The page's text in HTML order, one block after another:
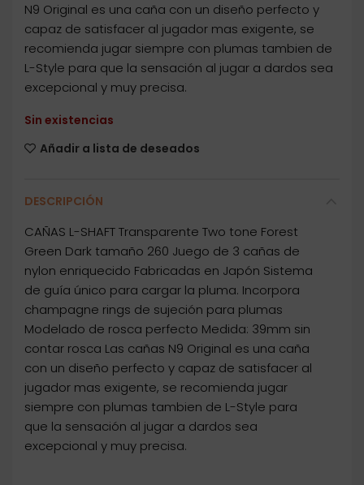
N9 Original es una caña con un diseño perfecto y
capaz de satisfacer al jugador mas exigente, se
recomienda jugar siempre con plumas tambien de
L-Style para que la sensación al jugar a dardos sea
excepcional y muy precisa.
Sin existencias
Añadir a lista de deseados
DESCRIPCIÓN
CAÑAS L-SHAFT Transparente Two tone Forest
Green Dark tamaño 260 Juego de 3 cañas de
nylon enriquecido Fabricadas en Japón Sistema
de guía único para cargar la pluma. Incorpora
champagne rings de sujeción para plumas
Modelado de rosca perfecto Medida: 39mm sin
contar rosca Las cañas N9 Original es una caña
con un diseño perfecto y capaz de satisfacer al
jugador mas exigente, se recomienda jugar
siempre con plumas tambien de L-Style para
que la sensación al jugar a dardos sea
excepcional y muy precisa.